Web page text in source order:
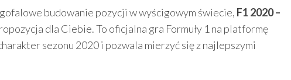
budowanie pozycji w wyścigowym świecie, F1 2020 –
dla Ciebie. To oficjalna gra Formuły 1 na platformę
sezonu 2020 i pozwala mierzyć się z najlepszymi